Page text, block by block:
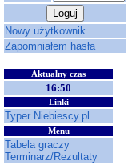
Nowy użytkownik
Zapomniałem hasła
Aktualny czas
16:50
Linki
Typer Niebiescy.pl
Menu
Tabela graczy
Terminarz/Rezultaty